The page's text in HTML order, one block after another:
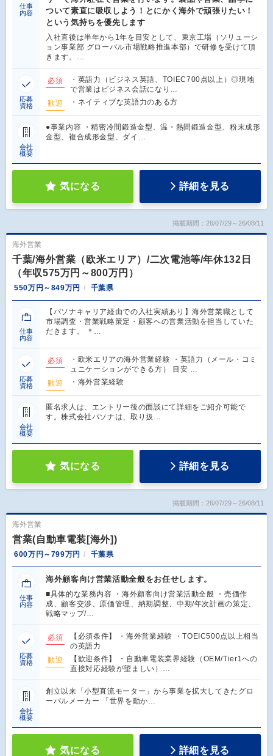
仕事
内容
ついて素直に吸収しよう！とにかく海外で頑張りたい！
という気持ちを優先します
入社直後は半年から1年を目安として、東京工場（ソリューシ
ョン事業部 グローバル市場戦略推進本部）で研修を受けて頂
きます。…
応募
資格
必須
・英語力（ビジネス英語、TOIEC700点以上）◎現地
で営業はビジネス会話になり…
歓迎
・ネイティブな英語力のある方
会社
概要
●事業内容 ・精密冷間鍛造金型、温・熱間鍛造金型、粉末成形
金型、複合成形金型、ダイ…
気になる 詳細を見る
掲載期間：26/07/29～26/08/11
海外営業
千葉/海外営業（欧米エリア）/二次電池等/年休132日
（年収575万円～800万円）
550万円～849万円 千葉県
仕事
内容
【パソナキャリア経由での入社実績あり】海外営業職として
市場調査・営業戦略策定・顧客への営業活動を担当していた
だきます。 ＊…
応募
資格
必須
・欧米エリアの海外営業経験 ・英語力（メール・コミ
ュニケーションができる方） 目安 …
歓迎
・海外営業経験
会社
概要
匿名求人は、エントリー後の面談にて詳細をご紹介可能で
す。株式会社パソナは、取り扱…
気になる 詳細を見る
掲載期間：26/07/29～26/08/11
海外営業
営業(自動車電装[海外])
600万円～799万円 千葉県
仕事
内容
海外顧客向け営業活動全般をお任せします。
■具体的な業務内容 ・海外顧客向け営業活動全般 ・売価作
成、顧客交渉、原価管理、納期調整、中期/年次計画の策定、
戦略マップ/…
応募
資格
必須
【必須条件】 ・海外営業経験 ・TOEIC500点以上相当
の英語力
歓迎
【歓迎条件】 ・自動車電装業界経験（OEM/Tier1への
直接対応経験が望ましい）…
会社
概要
創立以来「小型直流モーター」から事業を拡大してきたグロ
ーバルメーカー 「世界を動か…
気になる 詳細を見る